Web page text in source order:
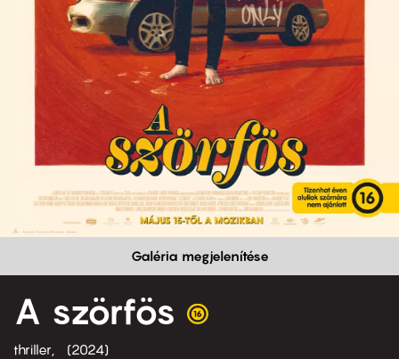
Galéria megjelenítése
A szörfös
thriller
2024